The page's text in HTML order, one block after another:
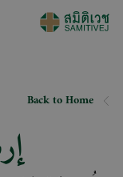
Back to Home